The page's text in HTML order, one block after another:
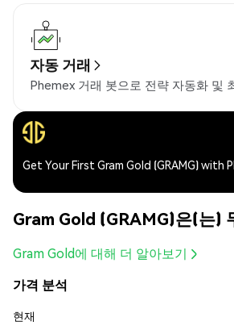
자동 거래
Phemex 거래 봇으로 전략 자동화 및
Get Your First Gram Gold (GRAMG) with
Gram Gold (GRAMG)은(는)
Gram Gold에 대해 더 알아보기
가격 분석
현재